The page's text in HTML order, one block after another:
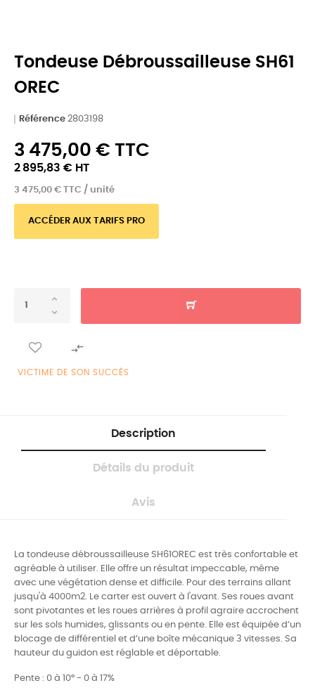
Tondeuse Débroussailleuse SH61
OREC
Référence 2803198
3 475,00 € TTC
2 895,83 € HT
3 475,00 € TTC / unité
ACCÉDER AUX TARIFS PRO

VICTIME DE SON SUCCÈS
Description
Détails du produit
Avis
La tondeuse débroussailleuse SH61OREC est très confortable et
agréable à utiliser. Elle offre un résultat impeccable, même
avec une végétation dense et difficile. Pour des terrains allant
jusqu'à 4000m2. Le carter est ouvert à l'avant. Ses roues avant
sont pivotantes et les roues arrières à profil agraire accrochent
sur les sols humides, glissants ou en pente. Elle est équipée d’un
blocage de différentiel et d’une boîte mécanique 3 vitesses. Sa
hauteur du guidon est réglable et déportable.
Pente : 0 à 10° - 0 à 17%